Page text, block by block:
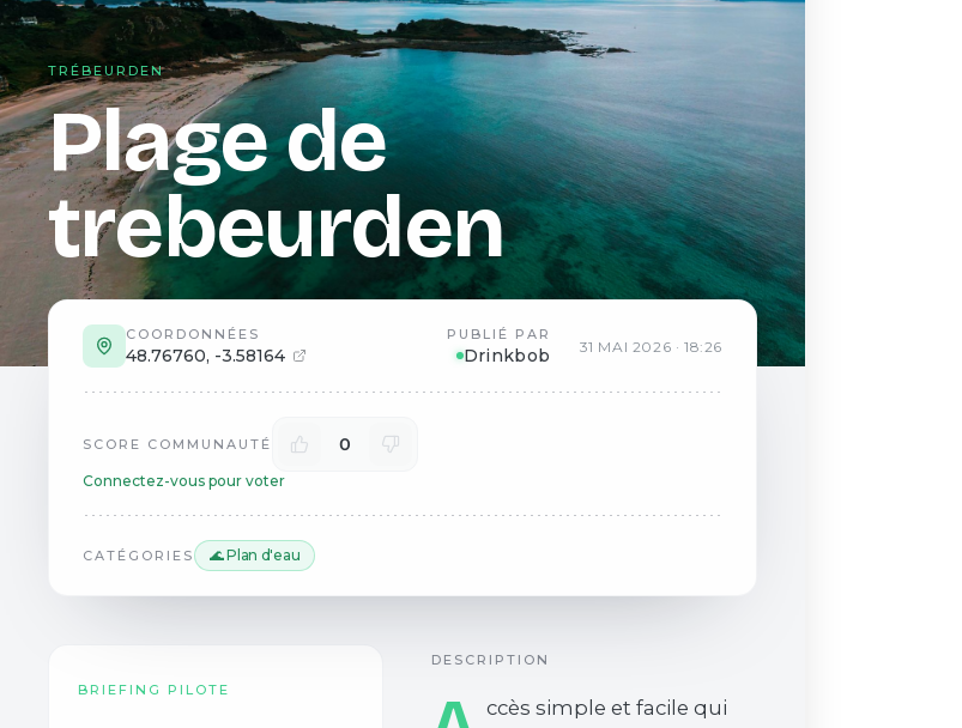
TRÉBEURDEN
Plage de
trebeurden
COORDONNÉES
48.76760, -3.58164
PUBLIÉ PAR
Drinkbob 31 MAI 2026 · 18:26
SCORE COMMUNAUTÉ 0
Connectez-vous pour voter
CATÉGORIES 🌊 Plan d'eau
BRIEFING PILOTE
DESCRIPTION
ccès simple et facile qui